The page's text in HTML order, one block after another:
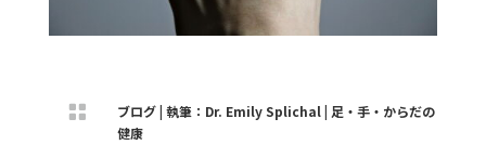
 ブログ| 執筆：Dr. Emily Splichal| 足・手・からだの
健康